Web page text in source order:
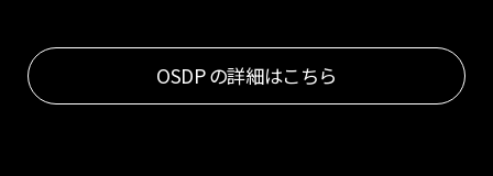
OSDP の詳細はこちら